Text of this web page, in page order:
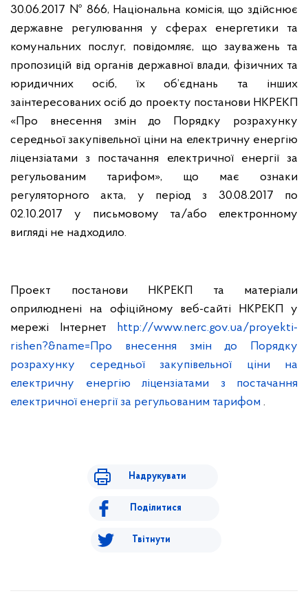
30.06.2017 № 866, Національна комісія, що здійснює
державне регулювання у сферах енергетики та
комунальних послуг, повідомляє, що зауважень та
пропозицій від органів державної влади, фізичних та
юридичних осіб, їх об’єднань та інших
заінтересованих осіб до проекту постанови НКРЕКП
«Про внесення змін до Порядку розрахунку
середньої закупівельної ціни на електричну енергію
ліцензіатами з постачання електричної енергії за
регульованим тарифом», що має ознаки
регуляторного акта, у період з 30.08.2017 по
02.10.2017 у письмовому та/або електронному
вигляді не надходило.
Проект постанови НКРЕКП та матеріали
оприлюднені на офіційному веб-сайті НКРЕКП у
мережі Інтернет
http://www.nerc.gov.ua/proyekti-
rishen?&name=Про внесення змін до Порядку
розрахунку середньої закупівельної ціни на
електричну енергію ліцензіатами з постачання
електричної енергії за регульованим тарифом .
Надрукувати
Поділитися
Твітнути